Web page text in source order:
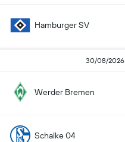
Hamburger SV
30/08/2026
Werder Bremen
Schalke 04